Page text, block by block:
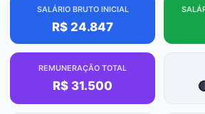
SALÁRIO BRUTO INICIAL
R$ 24.847
REMUNERAÇÃO TOTAL
R$ 31.500